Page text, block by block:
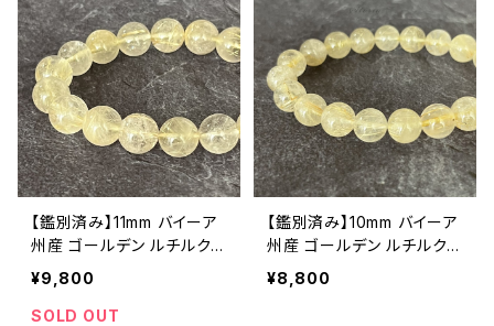
【鑑別済み】11mm バイーア
州産 ゴールデン ルチルクォ
ーツ ブレスレット【画像現
物・RT03】
¥9,800
SOLD OUT
【鑑別済み】10mm バイーア
州産 ゴールデン ルチルクォ
ーツ ブレスレット【画像現
物・RT02】
¥8,800